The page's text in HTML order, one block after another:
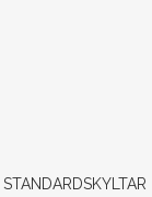
STANDARDSKYLTAR